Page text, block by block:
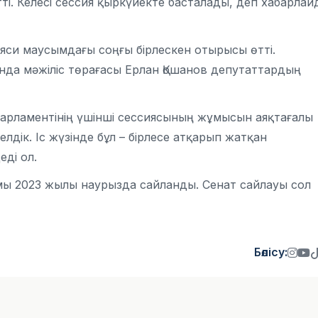
маусымдағы соңғы бірлескен отырысы өтті.
мәжіліс төрағасы Ерлан Қошанов депутаттардың
үшінші сессиясының жұмысын аяқтағалы
Іс жүзінде бұл – бірлесе атқарып жатқан
ол.
2023 жылы наурызда сайланды. Сенат сайлауы сол
Бөлісу: